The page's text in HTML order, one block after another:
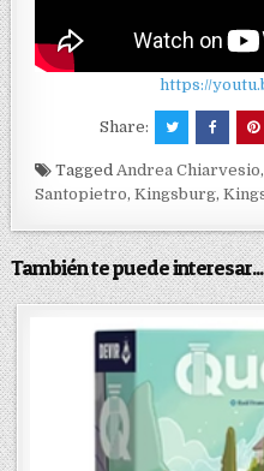
https://
Share:
TaggedAndrea Chiarvesio
Santopietro,Kingsburg,
También te puede interesar...